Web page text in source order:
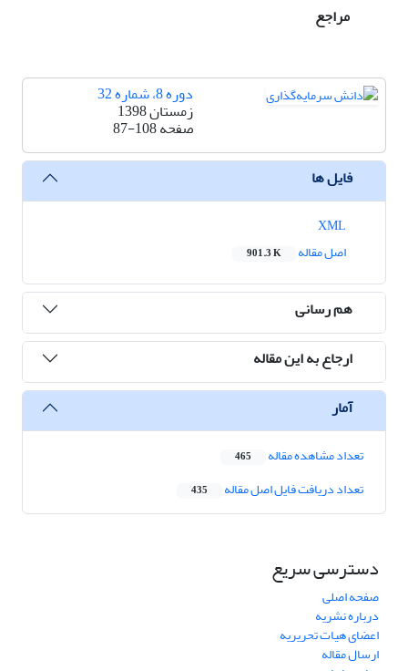
مراجع
دوره 8، شماره 32
زمستان 1398
صفحه87-108
فایل ها
اصل مقاله
901.3 K
هم رسانی
ارجاع به این مقاله
آمار
تعداد مشاهده مقاله 465
تعداد دریافت فایل اصل مقاله 435
دسترسی سریع
صفحه اصلی
درباره نشریه
اعضای هیات تحریریه
ارسال مقاله